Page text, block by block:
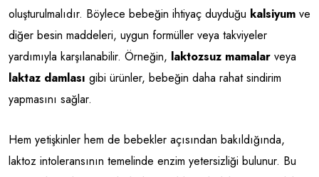
oluşturulmalıdır. Böylece bebeğin ihtiyaç duyduğu kalsiyum ve
diğer besin maddeleri, uygun formüller veya takviyeler
yardımıyla karşılanabilir. Örneğin, laktozsuz mamalar veya
laktaz damlası gibi ürünler, bebeğin daha rahat sindirim
yapmasını sağlar.
Hem yetişkinler hem de bebekler açısından bakıldığında,
laktoz intoleransının temelinde enzim yetersizliği bulunur. Bu